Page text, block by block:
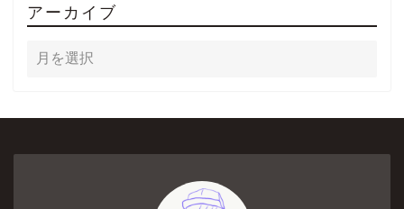
アーカイブ